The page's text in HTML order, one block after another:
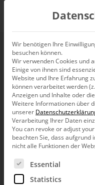
Watch
Excel
With the last version he
with the new version.
columns and bars.
That is against my
Wir benötigen Ihre
besuchen können.
Wir verwenden Cookies und
Einige von ihnen sind
Website und Ihre Erfahrung
können verarbeitet werden
Anzeigen und Inhalte oder
Weitere Informationen über
unserer
Verarbeitung Ihrer Daten
You can revoke or adjust
beachten Sie, dass
nicht alle Funktionen der
Es folgt eine Liste
Essential
Statistics